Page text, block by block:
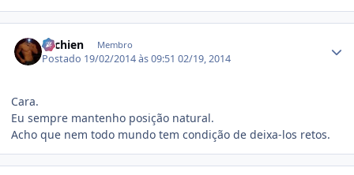
ritchien Membro
Postado 19/02/2014 às 09:5102/19, 2014
Cara.
Eu sempre mantenho posição natural.
Acho que nem todo mundo tem condição de deixa-los retos.